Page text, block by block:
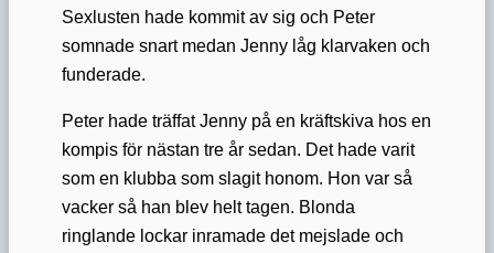
Sexlusten hade kommit av sig och Peter
somnade snart medan Jenny låg klarvaken och
funderade.
Peter hade träffat Jenny på en kräftskiva hos en
kompis för nästan tre år sedan. Det hade varit
som en klubba som slagit honom. Hon var så
vacker så han blev helt tagen. Blonda
ringlande lockar inramade det mejslade och